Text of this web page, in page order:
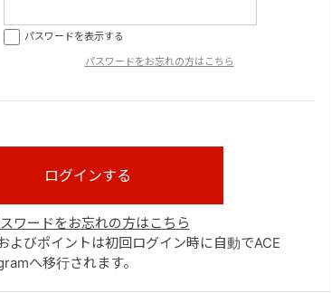
パスワードを表示する
パスワードをお忘れの方はこちら
ワードをお忘れの方はこちら
よびポイントは初回ログイン時に自動でACE
へ移行されます。